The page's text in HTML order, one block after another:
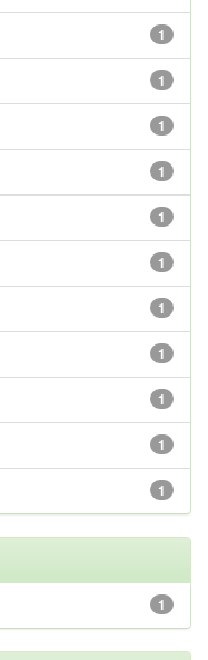
1
1
1
1
1
1
1
1
1
1
1
1